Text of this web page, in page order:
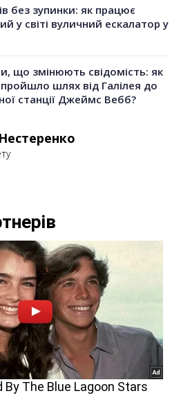
без зупинки: як працює
у світі вуличний ескалатор у
що змінюють свідомість: як
шлях від Галілея до
станції Джеймс Вебб?